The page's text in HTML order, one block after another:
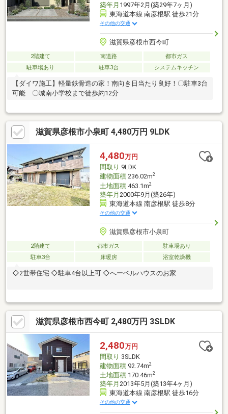
築年月 1997年2月(築29年7ヶ月)
東海道本線 南彦根駅 徒歩21分
その他の交通
滋賀県彦根市西今町
2階建て 南道路
都市ガス
駐車場あり
駐車3台 システムキッチン
【ダイワ施工】軽量鉄骨造の家！南向き日当たり良好！〇駐車3台
可能 〇城南小学校まで徒歩約12分
滋賀県彦根市小泉町 4,480万円 9LDK
4,480万円
間取り 9LDK
建物面積236.02m2
土地面積463.1m2
築年月 2000年9月(築26年)
東海道本線 南彦根駅 徒歩8分
その他の交通
滋賀県彦根市小泉町
2階建て 都市ガス
駐車場あり
駐車3台
床暖房 浴室乾燥機
◇2世帯住宅 ◇駐車4台以上可 ◇へーベルハウスのお家
滋賀県彦根市西今町 2,480万円 3SLDK
2,480万円
間取り 3SLDK
建物面積92.74m2
土地面積170.46m2
築年月 2013年5月(築13年4ヶ月)
東海道本線 南彦根駅 徒歩16分
その他の交通